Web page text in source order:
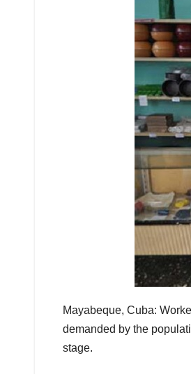
Mayabeque, Cuba:
demanded by the
stage.